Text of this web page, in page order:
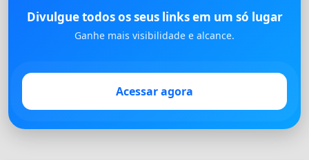
Divulgue todos os seus links em um só lugar
Ganhe mais visibilidade e alcance.
Acessar agora